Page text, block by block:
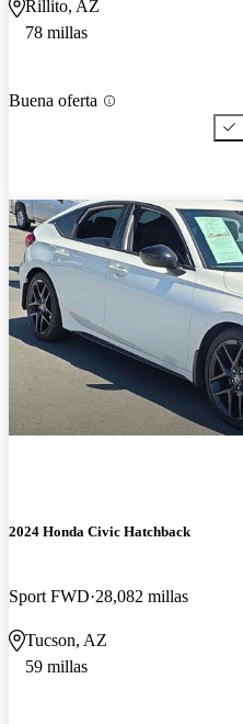
Rillito, AZ
78 millas
Buena oferta
2024 Honda Civic Hatchback
Sport FWD 28,082 millas
Tucson, AZ
59 millas